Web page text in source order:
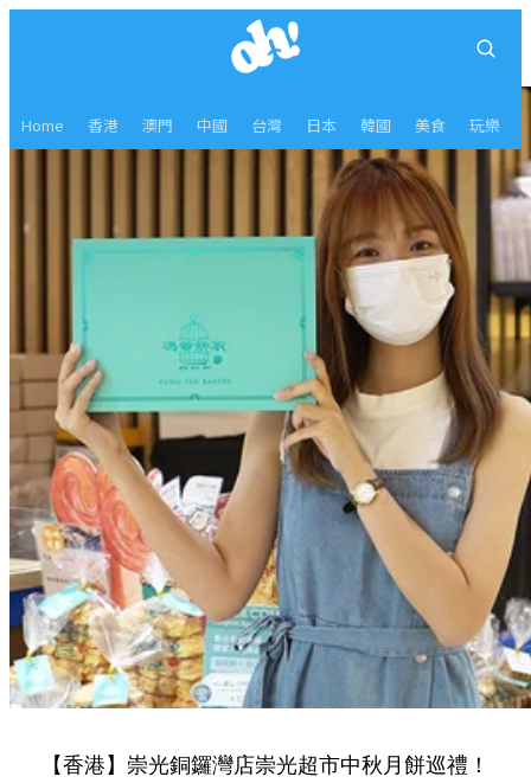
Home 香港 澳門 中國 台灣 日本 韓國 美食 玩樂
【香港】崇光銅鑼灣店崇光超市中秋月餅巡禮！